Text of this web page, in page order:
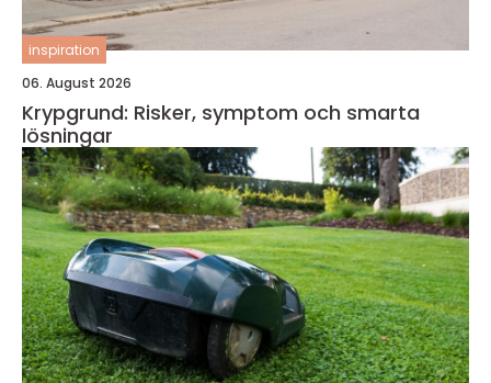
inspiration
06. August 2026
Krypgrund: Risker, symptom och smarta
lösningar